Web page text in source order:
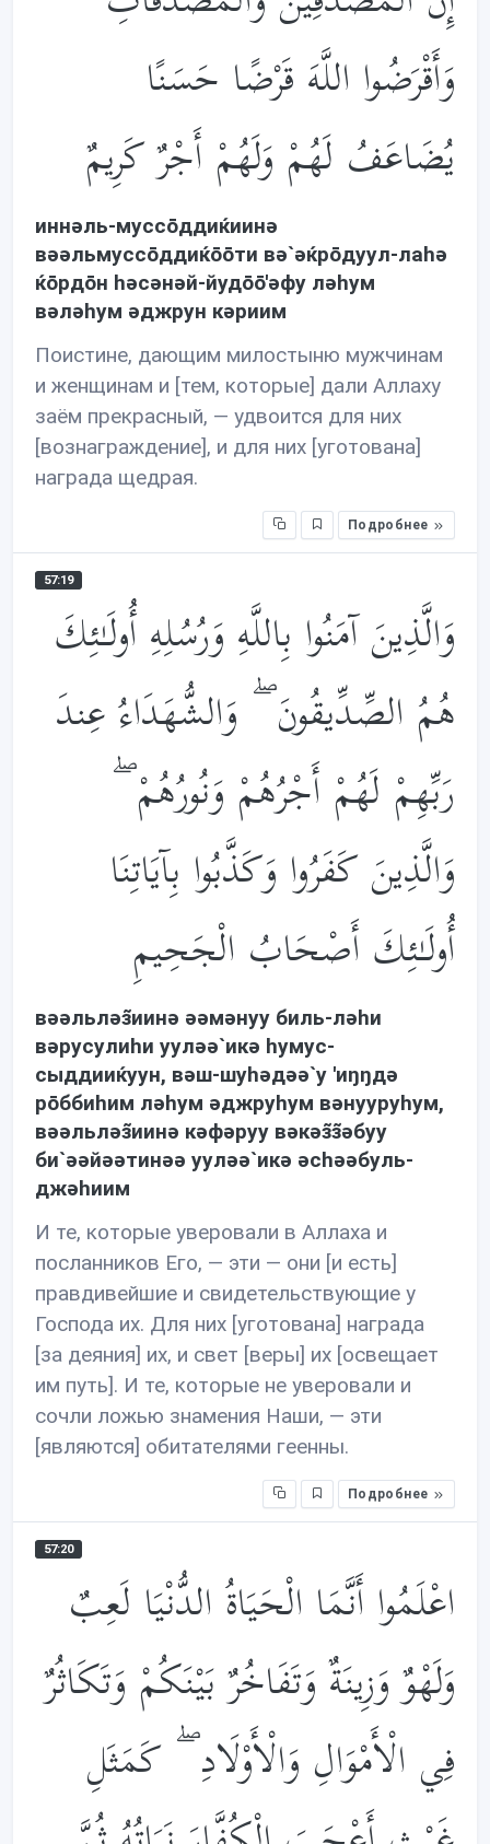
وَأَقْرَضُوا اللَّهَ قَرْضًا حَسَنًا
يُضَاعَفُ لَهُمْ وَلَهُمْ أَجْرٌ كَرِيمٌ
иннəль-муссōддиќиинə
вəəльмуссōддиќōōти вə`əќрōдуул-лаhə
ќōрдōн həсəнəй-йудōō'əфу лəhум
вəлəhум əджрун кəриим
Поистине, дающим милостыню мужчинам
и женщинам и [тем, которые] дали Аллаху
заём прекрасный, — удвоится для них
[вознаграждение], и для них [уготована]
награда щедрая.
Подробнее
57:19
وَالَّذِينَ آمَنُوا بِاللَّهِ وَرُسُلِهِ أُولَـٰئِكَ
هُمُ الصِّدِّيقُونَ ۖ وَالشُّهَدَاءُ عِندَ
رَبِّهِمْ لَهُمْ أَجْرُهُمْ وَنُورُهُمْ ۖ
وَالَّذِينَ كَفَرُوا وَكَذَّبُوا بِآيَاتِنَا
أُولَـٰئِكَ أَصْحَابُ الْجَحِيمِ
вəəльлəз̃иинə əəмəнуу биль-лəhи
вəрусулиhи уулəə`икə hумус-
сыддииќуун, вəш-шуhəдəə`у 'иŋŋдə
рōббиhим лəhум əджруhум вəнууруhум,
вəəльлəз̃иинə кəфəруу вəкəз̃з̃əбуу
би`əəйəəтинəə уулəə`икə əсhəəбуль-
джəhиим
И те, которые уверовали в Аллаха и
посланников Его, — эти — они [и есть]
правдивейшие и свидетельствующие у
Господа их. Для них [уготована] награда
[за деяния] их, и свет [веры] их [освещает
им путь]. И те, которые не уверовали и
сочли ложью знамения Наши, — эти
[являются] обитателями геенны.
Подробнее
57:20
اعْلَمُوا أَنَّمَا الْحَيَاةُ الدُّنْيَا لَعِبٌ
وَلَهْوٌ وَزِينَةٌ وَتَفَاخُرٌ بَيْنَكُمْ وَتَكَاثُرٌ
فِي الْأَمْوَالِ وَالْأَوْلَادِ ۖ كَمَثَلِ